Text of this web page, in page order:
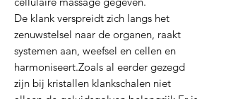
De klank verspreidt zich langs het
zenuwstelsel naar de organen, raakt
systemen aan, weefsel en cellen en
harmoniseert.Zoals al eerder gezegd
zijn bij kristallen klankschalen niet